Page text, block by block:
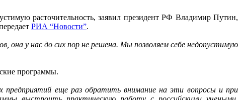
расточительность, заявил президент РФ Владимир Путин,
РИА “Новости”.
она у нас до сих пор не решена. Мы позволяем себе недопустимую
программы.
еще раз обратить внимание на эти вопросы и при